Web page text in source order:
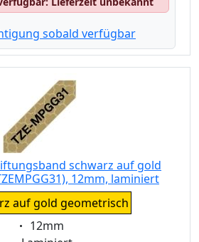
sobald verfügbar
schwarz auf gold
12mm, laminiert
auf gold geometrisch
Eigenschaft:
12mm